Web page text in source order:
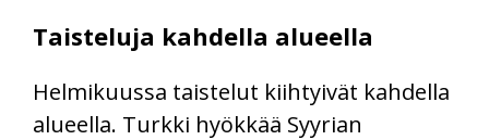
Taisteluja kahdella alueella
Helmikuussa taistelut kiihtyivät kahdella
alueella. Turkki hyökkää Syyrian